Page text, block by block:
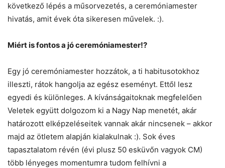
következő lépés a műsorvezetés, a ceremóniamester
hivatás, amit évek óta sikeresen művelek. :).
Miért is fontos a jó ceremóniamester!?
Egy jó ceremóniamester hozzátok, a ti habitusotokhoz
illeszti, rátok hangolja az egész eseményt. Ettől lesz
egyedi és különleges. A kívánságaitoknak megfelelően
Veletek együtt dolgozom ki a Nagy Nap menetét, akár
határozott elképzeléseitek vannak akár nincsenek – akkor
majd az ötletem alapján kialakulnak :). Sok éves
tapasztalatom révén (évi plusz 50 esküvőn vagyok CM)
több lényeges momentumra tudom felhívni a